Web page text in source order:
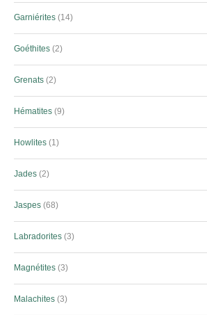
Garniérites 14
Goéthites 2
Grenats 2
Hématites 9
Howlites 1
Jades 2
Jaspes 68
Labradorites 3
Magnétites 3
Malachites 3